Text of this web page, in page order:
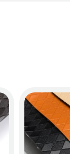
Sàn Ô Tô